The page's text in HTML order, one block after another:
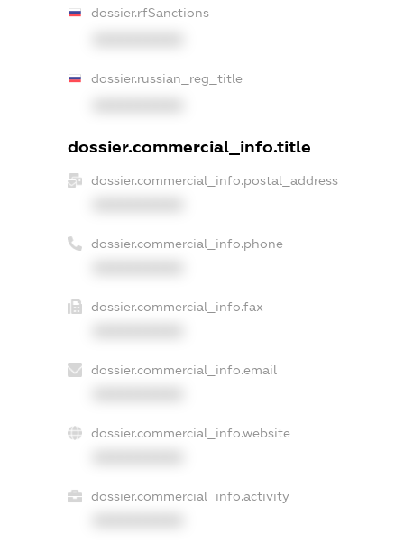
dossier.rfSanctions
dossier.russian_reg_title
dossier.commercial_info.title
dossier.commercial_info.postal_address
dossier.commercial_info.phone
dossier.commercial_info.fax
dossier.commercial_info.email
dossier.commercial_info.website
dossier.commercial_info.activity